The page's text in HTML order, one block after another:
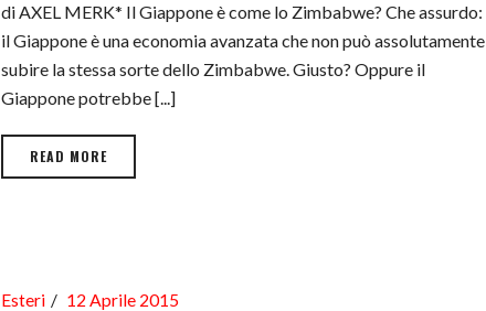
di AXEL MERK* Il Giappone è come lo Zimbabwe? Che assurdo:
il Giappone è una economia avanzata che non può assolutamente
subire la stessa sorte dello Zimbabwe. Giusto? Oppure il
Giappone potrebbe [...]
READ MORE
Esteri 12 Aprile 2015